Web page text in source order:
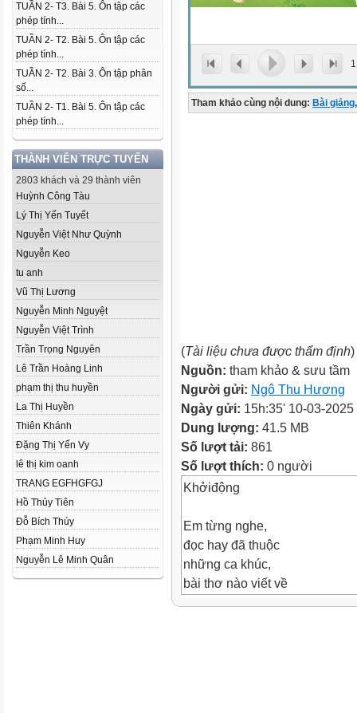
TUẦN 2- T3. Bài 5. Ôn tập các
phép tính...
TUẦN 2- T2. Bài 5. Ôn tập các
phép tính...
TUẦN 2- T2. Bài 3. Ôn tập phân
số...
TUẦN 2- T1. Bài 5. Ôn tập các
phép tính...
THÀNH VIÊN TRỰC TUYẾN
2803 khách và 29 thành viên
Huỳnh Công Tàu
Lý Thị Yến Tuyết
Nguyễn Việt Như Quỳnh
Nguyễn Keo
tu anh
Vũ Thị Lương
Nguyễn Minh Nguyệt
Nguyễn Việt Trình
Trần Trọng Nguyên
Lê Trần Hoàng Linh
phạm thị thu huyền
La Thị Huyền
Thiên Khánh
Đặng Thị Yến Vy
lê thị kim oanh
TRANG EGFHGFGJ
Hồ Thủy Tiên
Đỗ Bích Thúy
Phạm Minh Huy
Nguyễn Lê Minh Quân
1
Tham khảo cùng nội dung: Bài giảng,
(Tài liệu chưa được thẩm định)
Nguồn: tham khảo & sưu tầm
Người gửi: Ngô Thu Hương
Ngày gửi: 15h:35' 10-03-2025
Dung lượng: 41.5 MB
Số lượt tải: 861
Số lượt thích: 0 người
Khởiđộng
Em từng nghe,
đọc hay đã thuộc
những ca khúc,
bài thơ nào viết về